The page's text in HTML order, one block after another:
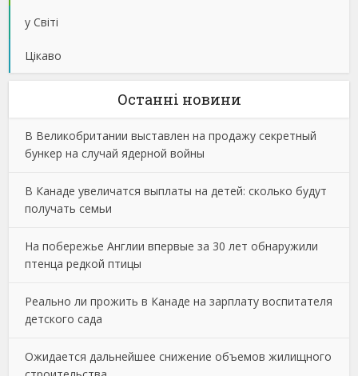
у Світі
Цікаво
Останнi новини
В Великобритании выставлен на продажу секретный
бункер на случай ядерной войны
В Канаде увеличатся выплаты на детей: сколько будут
получать семьи
На побережье Англии впервые за 30 лет обнаружили
птенца редкой птицы
Реально ли прожить в Канаде на зарплату воспитателя
детского сада
Ожидается дальнейшее снижение объемов жилищного